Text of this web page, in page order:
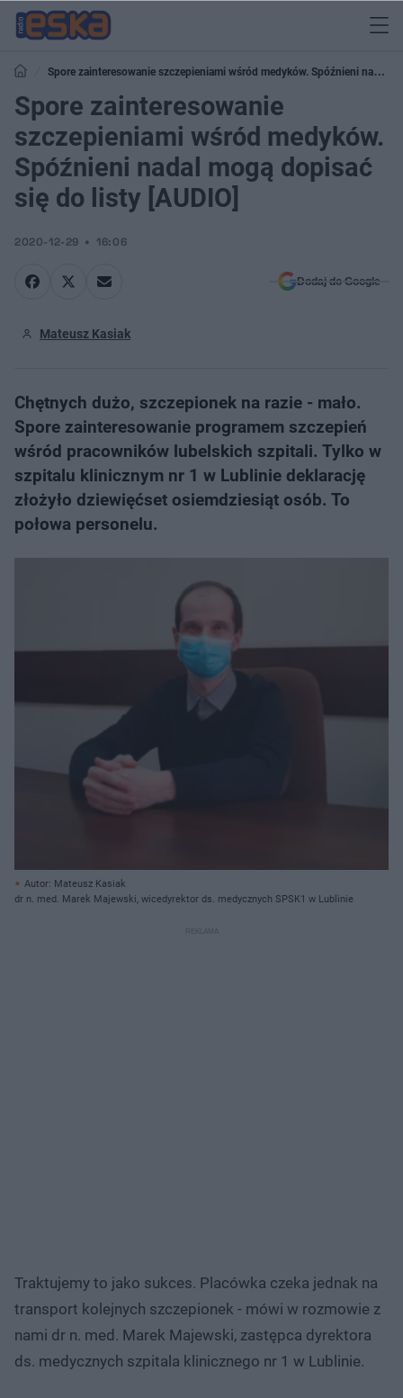
Spore zainteresowanie szczepieniami wśród medyków. Spóźnieni nadal
mogą dopisać się do listy [AUDIO]
Spore zainteresowanie
szczepieniami wśród medyków.
Spóźnieni nadal mogą dopisać
się do listy [AUDIO]
2020-12-29 16:06
Dodaj do Google
Mateusz Kasiak
Chętnych dużo, szczepionek na razie - mało.
Spore zainteresowanie programem szczepień
wśród pracowników lubelskich szpitali. Tylko w
szpitalu klinicznym nr 1 w Lublinie deklarację
złożyło dziewięćset osiemdziesiąt osób. To
połowa personelu.
Autor: Mateusz Kasiak
dr n. med. Marek Majewski, wicedyrektor ds. medycznych SPSK1 w Lublinie
Traktujemy to jako sukces. Placówka czeka jednak na
transport kolejnych szczepionek​ - mówi w rozmowie z
nami dr n. med. Marek Majewski, zastępca dyrektora
ds. medycznych szpitala klinicznego nr 1 w Lublinie.